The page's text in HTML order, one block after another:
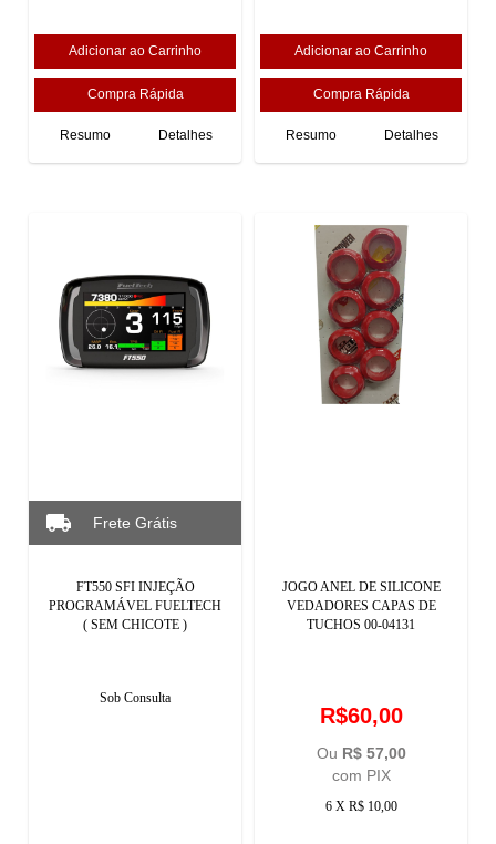
Resumo Detalhes Resumo Detalhes
FT550 SFI INJEÇÃO
PROGRAMÁVEL FUELTECH
( SEM CHICOTE )
Sob Consulta
JOGO ANEL DE SILICONE
VEDADORES CAPAS DE
TUCHOS 00-04131
R$60,00
Ou R$ 57,00
com PIX
6 X R$ 10,00